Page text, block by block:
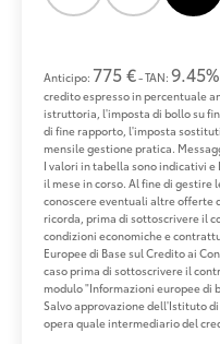
Anticipo: 775 €- TAN: 9.45%
credito espresso in percentuale
istruttoria, l'imposta di bollo su
di fine rapporto, l'imposta
mensile gestione pratica.
I valori in tabella sono indicativi e
il mese in corso. Al fine di gestire
conoscere eventuali altre
ricorda, prima di sottoscrivere il
condizioni economiche e
Europee di Base sul Credito ai
caso prima di sottoscrivere il
modulo "Informazioni europee di
Salvo approvazione dell'Istituto
opera quale intermediario del